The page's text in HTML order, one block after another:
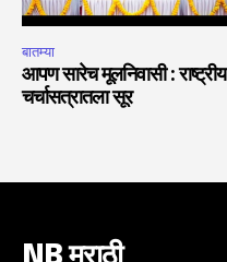
बातम्या
आपण सारेच मूलनिवासी : राष्ट्रीय
चर्चासत्रातला सूर